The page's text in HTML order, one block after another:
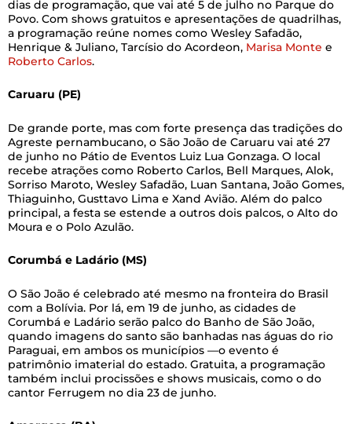
dias de programação, que vai até 5 de julho no Parque do
Povo. Com shows gratuitos e apresentações de quadrilhas,
a programação reúne nomes como Wesley Safadão,
Henrique & Juliano, Tarcísio do Acordeon, Marisa Monte e
Roberto Carlos.
Caruaru (PE)
De grande porte, mas com forte presença das tradições do
Agreste pernambucano, o São João de Caruaru vai até 27
de junho no Pátio de Eventos Luiz Lua Gonzaga. O local
recebe atrações como Roberto Carlos, Bell Marques, Alok,
Sorriso Maroto, Wesley Safadão, Luan Santana, João Gomes,
Thiaguinho, Gusttavo Lima e Xand Avião. Além do palco
principal, a festa se estende a outros dois palcos, o Alto do
Moura e o Polo Azulão.
Corumbá e Ladário (MS)
O São João é celebrado até mesmo na fronteira do Brasil
com a Bolívia. Por lá, em 19 de junho, as cidades de
Corumbá e Ladário serão palco do Banho de São João,
quando imagens do santo são banhadas nas águas do rio
Paraguai, em ambos os municípios —o evento é
patrimônio imaterial do estado. Gratuita, a programação
também inclui procissões e shows musicais, como o do
cantor Ferrugem no dia 23 de junho.